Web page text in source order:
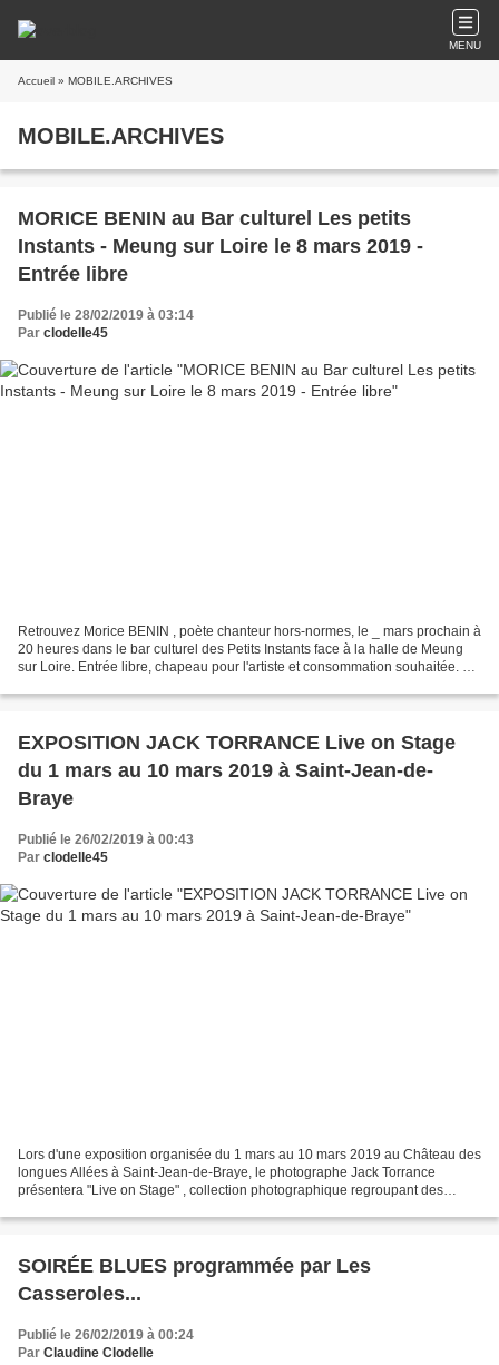
MENU
Accueil » MOBILE.ARCHIVES
MOBILE.ARCHIVES
MORICE BENIN au Bar culturel Les petits
Instants - Meung sur Loire le 8 mars 2019 -
Entrée libre
Publié le 28/02/2019 à 03:14
Par clodelle45
Retrouvez Morice BENIN , poète chanteur hors-normes, le _ mars prochain à
20 heures dans le bar culturel des Petits Instants face à la halle de Meung
sur Loire. Entrée libre, chapeau pour l'artiste et consommation souhaitée. En
EXPOSITION JACK TORRANCE Live on Stage
du 1 mars au 10 mars 2019 à Saint-Jean-de-
Braye
Publié le 26/02/2019 à 00:43
Par clodelle45
Lors d'une exposition organisée du 1 mars au 10 mars 2019 au Château des
longues Allées à Saint-Jean-de-Braye, le photographe Jack Torrance
présentera "Live on Stage" , collection photographique regroupant des
SOIRÉE BLUES programmée par Les
Casseroles...
Publié le 26/02/2019 à 00:24
Par Claudine Clodelle